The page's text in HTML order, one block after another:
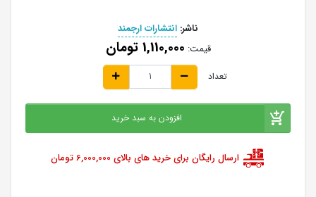
ناشر: انتشارات ارجمند
قیمت: 1,110,000 تومان
تعداد
افزودن به سبد خرید
ارسال رایگان برای خرید های بالای 6,000,000 تومان